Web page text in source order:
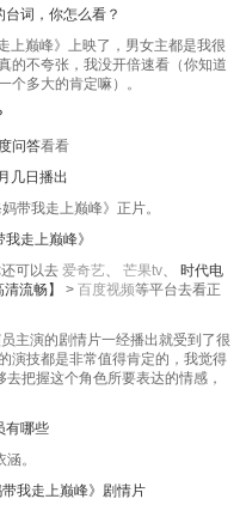
台词，你怎么看？
上巅峰》上映了，男女主都是我很
的不夸张，我没开倍速看（你知道
个多大的肯定嘛）。
问答看看
几日播出
带我走上巅峰》正片。
走上巅峰》
可以去 爱奇艺、 芒果tv、 时代电
流畅】 > 百度视频等平台去看正
主演的剧情片一经播出就受到了很
演技都是非常值得肯定的，我觉得
把握这个角色所要表达的情感，
有哪些
。
我走上巅峰》剧情片